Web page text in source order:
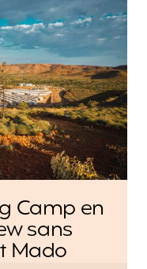
Camp en
sans
Mado